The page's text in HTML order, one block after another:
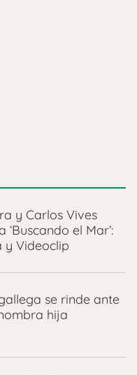
y Carlos Vives
el Mar’:
y Videoclip
se rinde ante
hija